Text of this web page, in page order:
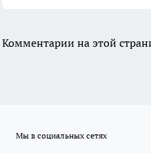
Комментарии на этой
Мы в социальных сетях